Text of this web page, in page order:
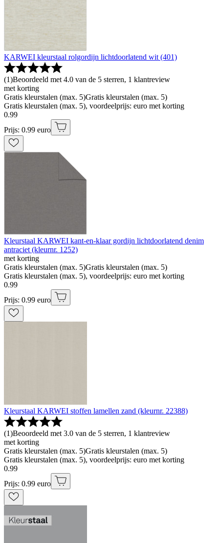
KARWEI kleurstaal rolgordijn lichtdoorlatend wit (401)
(1)Beoordeeld met 4.0 van de 5 sterren, 1 klantreview
met korting
Gratis kleurstalen (max. 5)Gratis kleurstalen (max. 5)
Gratis kleurstalen (max. 5), voordeelprijs: euro met korting
0.99
Prijs: 0.99 euro
Kleurstaal KARWEI kant-en-klaar gordijn lichtdoorlatend denim
antraciet (kleurnr. 1252)
met korting
Gratis kleurstalen (max. 5)Gratis kleurstalen (max. 5)
Gratis kleurstalen (max. 5), voordeelprijs: euro met korting
0.99
Prijs: 0.99 euro
Kleurstaal KARWEI stoffen lamellen zand (kleurnr. 22388)
(1)Beoordeeld met 3.0 van de 5 sterren, 1 klantreview
met korting
Gratis kleurstalen (max. 5)Gratis kleurstalen (max. 5)
Gratis kleurstalen (max. 5), voordeelprijs: euro met korting
0.99
Prijs: 0.99 euro